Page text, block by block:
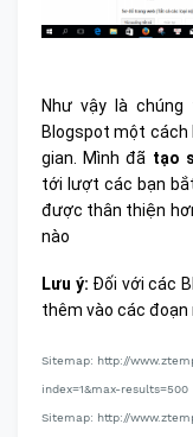
Như vậy là
Blogspot một cách
gian. Mình đã tạo
tới lượt các bạn
được thân thiện
nào
Lưu ý: Đối với các
thêm vào các đoạn
Sitemap: http://
index=1&max-results=500
Sitemap: http://